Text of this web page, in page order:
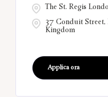
37 Conduit Street,
Kingdom
The St. Regis
Applica ora